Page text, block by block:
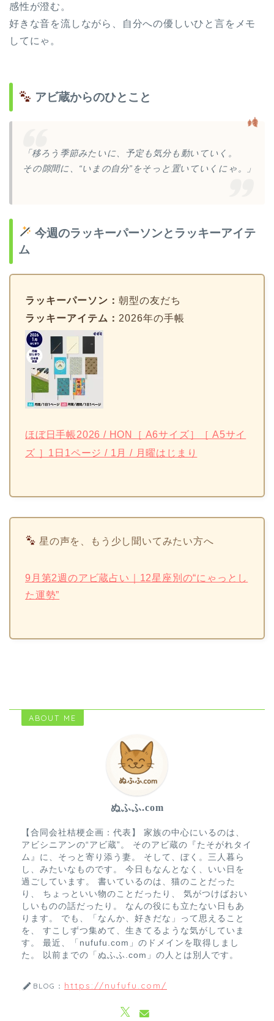
感性が澄む。
好きな音を流しながら、自分への優しいひと言をメモ
してにゃ。
アビ蔵からのひとこと
「移ろう季節みたいに、予定も気分も動いていく。
その隙間に、“いまの自分”をそっと置いていくにゃ。」
今週のラッキーパーソンとラッキーアイテ
ム
ラッキーパーソン： 朝型の友だち
ラッキーアイテム： 2026年の手帳
ほぼ日手帳2026 / HON［ A6サイズ］［ A5サイ
ズ ］1日1ページ / 1月 / 月曜はじまり
星の声を、もう少し聞いてみたい方へ
9月第2週のアビ蔵占い｜12星座別の“にゃっとし
た運勢”
ABOUT ME
ぬふふ.com
【合同会社桔梗企画：代表】 家族の中心にいるのは、
アビシニアンの“アビ蔵”。 そのアビ蔵の『たそがれタイ
ム』に、そっと寄り添う妻。 そして、ぼく。三人暮ら
し、みたいなものです。 今日もなんとなく、いい日を
過ごしています。 書いているのは、猫のことだった
り、 ちょっといい物のことだったり、 気がつけばおい
しいものの話だったり。 なんの役にも立たない日もあ
ります。 でも、「なんか、好きだな」って思えること
を、 すこしずつ集めて、生きてるような気がしていま
す。 最近、「nufufu.com」のドメインを取得しまし
た。 以前までの「ぬふふ.com」の人とは別人です。
BLOG： https://nufufu.com/